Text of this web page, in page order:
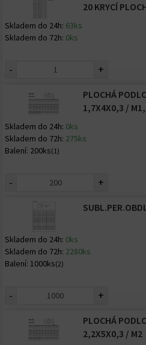
20 KRYCÍ
Skladem do 24h: 63ks
Skladem do 72h: 0ks
- +
PLOCHÁ
1,7X4X0,3 /
Skladem do 24h: 0ks
Skladem do 72h: 275ks
Balení: 200ks(1)
- +
Skladem do 24h: 0ks
Skladem do 72h: 2280ks
Balení: 1000ks(2)
- +
PLOCHÁ
2,2X5X0,3 / M2